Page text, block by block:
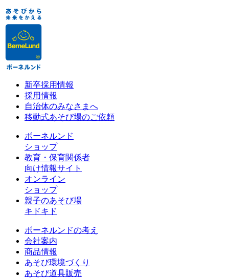
新卒採用情報
採用情報
自治体のみなさまへ
移動式あそび場のご依頼
ボーネルンド
ショップ
教育・保育関係者
向け情報サイト
オンライン
ショップ
親子のあそび場
キドキド
ボーネルンドの考え
会社案内
商品情報
あそび環境づくり
あそび道具販売